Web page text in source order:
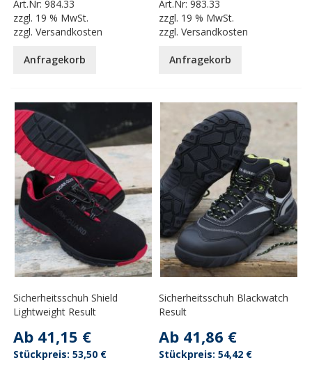
Art.Nr:984.33
zzgl. 19 % MwSt.
zzgl.Versandkosten
Anfragekorb
Art.Nr:983.33
zzgl. 19 % MwSt.
zzgl.Versandkosten
Anfragekorb
Sicherheitsschuh Shield
Lightweight Result
Ab 41,15 €
53,50 €
Sicherheitsschuh Blackwatch
Result
Ab 41,86 €
54,42 €